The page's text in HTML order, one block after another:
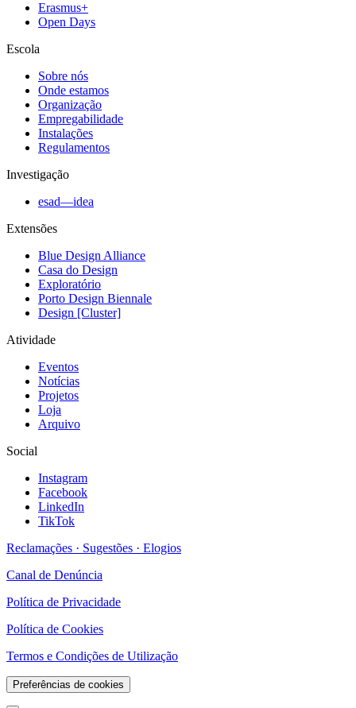
Erasmus+
Open Days
Escola
Sobre nós
Onde estamos
Organização
Empregabilidade
Instalações
Regulamentos
Investigação
esad—idea
Extensões
Blue Design Alliance
Casa do Design
Exploratório
Porto Design Biennale
Design [Cluster]
Atividade
Eventos
Notícias
Projetos
Loja
Arquivo
Social
Instagram
Facebook
LinkedIn
TikTok
Reclamações · Sugestões · Elogios
Canal de Denúncia
Política de Privacidade
Política de Cookies
Termos e Condições de Utilização
Preferências de cookies